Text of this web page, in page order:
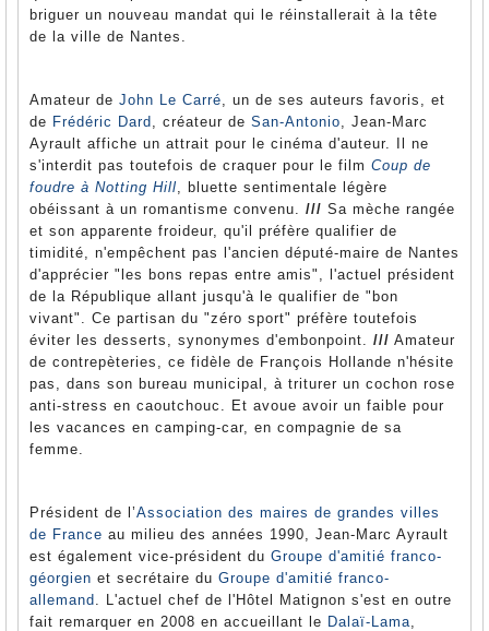
briguer un nouveau mandat qui le réinstallerait à la tête
de la ville de Nantes.
Amateur de John Le Carré, un de ses auteurs favoris, et
de Frédéric Dard , créateur de San-Antonio, Jean-Marc
Ayrault affiche un attrait pour le cinéma d'auteur. Il ne
s'interdit pas toutefois de craquer pour le film Coup de
foudre à Notting Hill, bluette sentimentale légère
obéissant à un romantisme convenu. /// Sa mèche rangée
et son apparente froideur, qu'il préfère qualifier de
timidité, n'empêchent pas l'ancien député-maire de Nantes
d'apprécier "les bons repas entre amis", l'actuel président
de la République allant jusqu'à le qualifier de "bon
vivant". Ce partisan du "zéro sport" préfère toutefois
éviter les desserts, synonymes d'embonpoint. /// Amateur
de contrepèteries, ce fidèle de François Hollande n'hésite
pas, dans son bureau municipal, à triturer un cochon rose
anti-stress en caoutchouc. Et avoue avoir un faible pour
les vacances en camping-car, en compagnie de sa
femme.
Président de l’Association des maires de grandes villes
de France au milieu des années 1990, Jean-Marc Ayrault
est également vice-président du Groupe d'amitié franco-
géorgien et secrétaire du Groupe d'amitié franco-
allemand . L'actuel chef de l'Hôtel Matignon s'est en outre
fait remarquer en 2008 en accueillant le Dalaï-Lama,